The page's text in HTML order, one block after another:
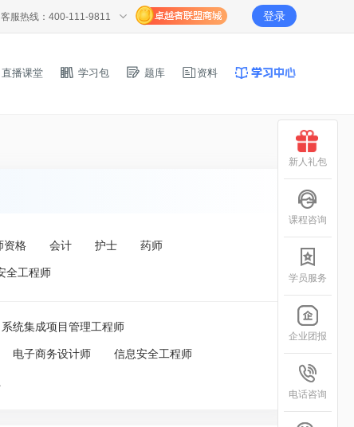
客服热线：400-111-9811 登录
直播课堂 学习包 题库 资料
资格 会计 护士 药师
全工程师
系统集成项目管理工程师
电子商务设计师 信息安全工程师
新人礼包
课程咨询
学员服务
企业团报
电话咨询